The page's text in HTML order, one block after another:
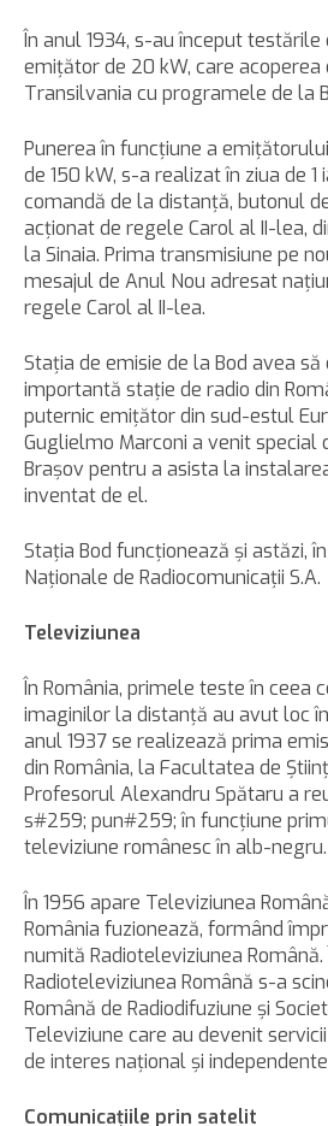
În anul 1934, s-au început testările
emiţător de 20 kW, care acoperea
Transilvania cu programele de la
Punerea în funcţiune a
de 150 kW, s-a realizat în ziua de 1
comandă de la distanţă, butonul
acţionat de regele Carol al II-lea,
la Sinaia. Prima transmisiune pe
mesajul de Anul Nou adresat
regele Carol al II-lea.
Staţia de emisie de la Bod avea să
importantă staţie de radio din
puternic emiţător din sud-estul
Guglielmo Marconi a venit special
Braşov pentru a asista la
inventat de el.
Staţia Bod funcţionează şi astăzi,
Naţionale de Radiocomunicaţii S.A.
Televiziunea
În România, primele teste în ceea
imaginilor la distanţă au avut loc
anul 1937 se realizează prima
din România, la Facultatea de
Profesorul Alexandru Spătaru a
s#259; pun#259; în funcţiune
televiziune românesc în alb-negru.
În 1956 apare Televiziunea
România fuzionează, formând
numită Radioteleviziunea Română.
Radioteleviziunea Română s-a
Română de Radiodifuziune şi
Televiziune care au devenit
de interes naţional şi
Comunicaţiile prin satelit